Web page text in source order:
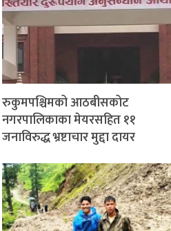
रुकुमपश्चिमको आठबीसकोट
नगरपालिकाका मेयरसहित ११
जनाविरुद्ध भ्रष्टाचार मुद्दा दायर